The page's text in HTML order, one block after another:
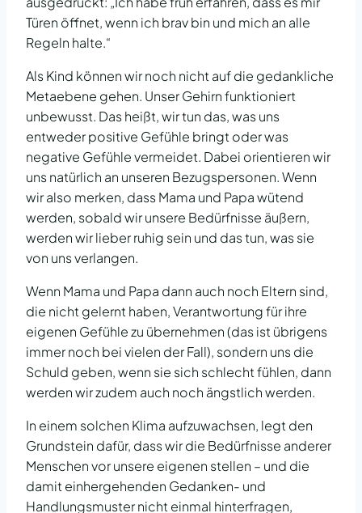
Türen öffnet, wenn ich brav bin und mich an alle
Regeln halte.“
Als Kind können wir noch nicht auf die gedankliche
Metaebene gehen. Unser Gehirn funktioniert
unbewusst. Das heißt, wir tun das, was uns
entweder positive Gefühle bringt oder was
negative Gefühle vermeidet. Dabei orientieren wir
uns natürlich an unseren Bezugspersonen. Wenn
wir also merken, dass Mama und Papa wütend
werden, sobald wir unsere Bedürfnisse äußern,
werden wir lieber ruhig sein und das tun, was sie
von uns verlangen.
Wenn Mama und Papa dann auch noch Eltern sind,
die nicht gelernt haben, Verantwortung für ihre
eigenen Gefühle zu übernehmen (das ist übrigens
immer noch bei vielen der Fall), sondern uns die
Schuld geben, wenn sie sich schlecht fühlen, dann
werden wir zudem auch noch ängstlich werden.
In einem solchen Klima aufzuwachsen, legt den
Grundstein dafür, dass wir die Bedürfnisse anderer
Menschen vor unsere eigenen stellen – und die
damit einhergehenden Gedanken- und
Handlungsmuster nicht einmal hinterfragen,